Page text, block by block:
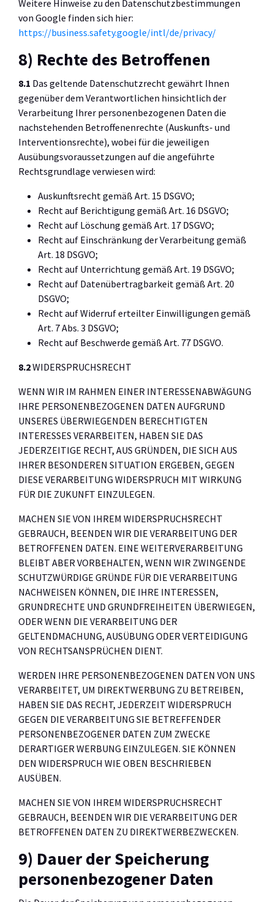
Weitere Hinweise zu den Datenschutzbestimmungen
von Google finden sich hier:
https://business.safety.google/intl/de/privacy/
8) Rechte des Betroffenen
8.1 Das geltende Datenschutzrecht gewährt Ihnen
gegenüber dem Verantwortlichen hinsichtlich der
Verarbeitung Ihrer personenbezogenen Daten die
nachstehenden Betroffenenrechte (Auskunfts- und
Interventionsrechte), wobei für die jeweiligen
Ausübungsvoraussetzungen auf die angeführte
Rechtsgrundlage verwiesen wird:
Auskunftsrecht gemäß Art. 15 DSGVO;
Recht auf Berichtigung gemäß Art. 16 DSGVO;
Recht auf Löschung gemäß Art. 17 DSGVO;
Recht auf Einschränkung der Verarbeitung gemäß
Art. 18 DSGVO;
Recht auf Unterrichtung gemäß Art. 19 DSGVO;
Recht auf Datenübertragbarkeit gemäß Art. 20
DSGVO;
Recht auf Widerruf erteilter Einwilligungen gemäß
Art. 7 Abs. 3 DSGVO;
Recht auf Beschwerde gemäß Art. 77 DSGVO.
8.2WIDERSPRUCHSRECHT
WENN WIR IM RAHMEN EINER INTERESSENABWÄGUNG
IHRE PERSONENBEZOGENEN DATEN AUFGRUND
UNSERES ÜBERWIEGENDEN BERECHTIGTEN
INTERESSES VERARBEITEN, HABEN SIE DAS
JEDERZEITIGE RECHT, AUS GRÜNDEN, DIE SICH AUS
IHRER BESONDEREN SITUATION ERGEBEN, GEGEN
DIESE VERARBEITUNG WIDERSPRUCH MIT WIRKUNG
FÜR DIE ZUKUNFT EINZULEGEN.
MACHEN SIE VON IHREM WIDERSPRUCHSRECHT
GEBRAUCH, BEENDEN WIR DIE VERARBEITUNG DER
BETROFFENEN DATEN. EINE WEITERVERARBEITUNG
BLEIBT ABER VORBEHALTEN, WENN WIR ZWINGENDE
SCHUTZWÜRDIGE GRÜNDE FÜR DIE VERARBEITUNG
NACHWEISEN KÖNNEN, DIE IHRE INTERESSEN,
GRUNDRECHTE UND GRUNDFREIHEITEN ÜBERWIEGEN,
ODER WENN DIE VERARBEITUNG DER
GELTENDMACHUNG, AUSÜBUNG ODER VERTEIDIGUNG
VON RECHTSANSPRÜCHEN DIENT.
WERDEN IHRE PERSONENBEZOGENEN DATEN VON UNS
VERARBEITET, UM DIREKTWERBUNG ZU BETREIBEN,
HABEN SIE DAS RECHT, JEDERZEIT WIDERSPRUCH
GEGEN DIE VERARBEITUNG SIE BETREFFENDER
PERSONENBEZOGENER DATEN ZUM ZWECKE
DERARTIGER WERBUNG EINZULEGEN. SIE KÖNNEN
DEN WIDERSPRUCH WIE OBEN BESCHRIEBEN
AUSÜBEN.
MACHEN SIE VON IHREM WIDERSPRUCHSRECHT
GEBRAUCH, BEENDEN WIR DIE VERARBEITUNG DER
BETROFFENEN DATEN ZU DIREKTWERBEZWECKEN.
9) Dauer der Speicherung
personenbezogener Daten